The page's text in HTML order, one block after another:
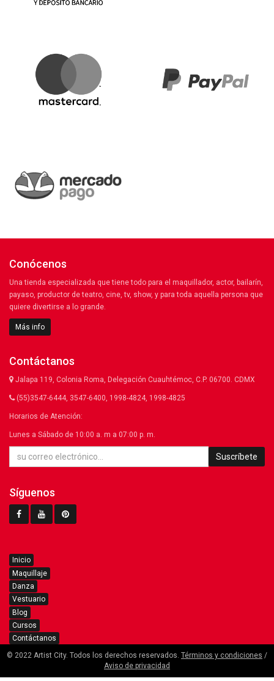
Conócenos
Una tienda especializada que tiene todo para el maquillador, actor, bailarín,
payaso, productor de teatro, cine, tv, show, y para toda aquella persona que
quiere divertirse a lo grande.
Más info
Contáctanos
Jalapa 119, Colonia Roma, Delegación Cuauhtémoc, C.P. 06700. CDMX
(55)3547-6444, 3547-6400, 1998-4824, 1998-4825
Horarios de Atención:
Lunes a Sábado de 10:00 a. m a 07:00 p. m.
Suscríbete
Síguenos
Inicio
Maquillaje
Danza
Vestuario
Blog
Cursos
Contáctanos
© 2022 Artist City. Todos los derechos reservados. Términos y condiciones /
Aviso de privacidad